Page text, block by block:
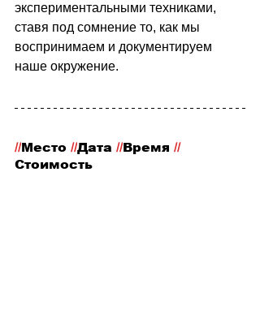
экспериментальными техниками,
ставя под сомнение то, как мы
воспринимаем и документируем
наше окружение.
// Место //Дата // Время //
Стоимость